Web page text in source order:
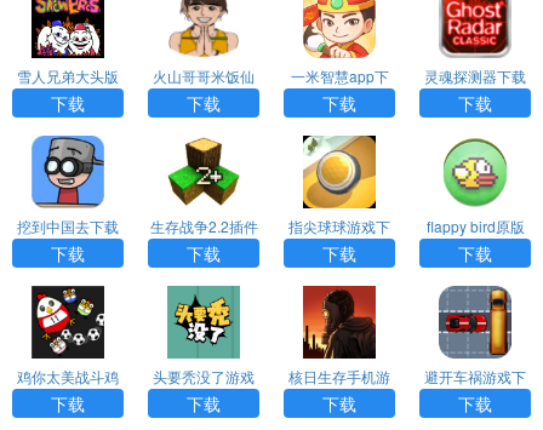
雪人兄弟大头版
下载
下载
火山哥哥米饭仙
人下载
下载
一米智慧app下
载
下载
灵魂探测器下载
安装
下载
挖到中国去下载
下载
生存战争2.2插件
版下载
下载
指尖球球游戏下
载
下载
flappy bird原版
下载
下载
鸡你太美战斗鸡
下载
下载
头要秃没了游戏
下载
下载
核日生存手机游
戏下载
下载
避开车祸游戏下
载
下载